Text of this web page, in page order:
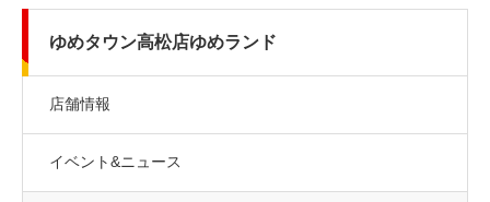
ゆめタウン高松店ゆめランド
店舗情報
イベント&ニュース